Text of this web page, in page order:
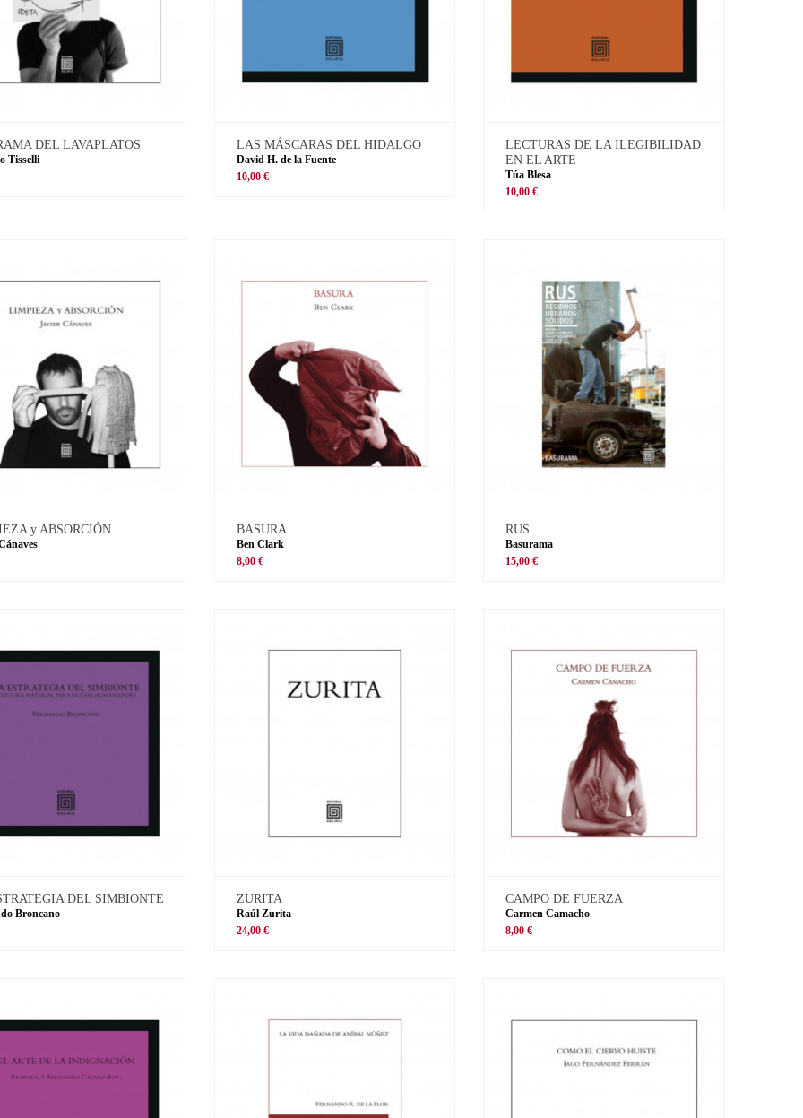
DEL LAVAPLATOS
Tisselli
LAS MÁSCARAS DEL HIDALGO
David H. de la Fuente
10,00 €
LECTURAS DE LA ILEGIBILIDAD
EN EL ARTE
Túa Blesa
10,00 €
y ABSORCIÓN BASURA
Ben Clark
8,00 €
RUS
Basurama
15,00 €
DEL SIMBIONTE
Broncano
ZURITA
Raúl Zurita
24,00 €
CAMPO DE FUERZA
Carmen Camacho
8,00 €